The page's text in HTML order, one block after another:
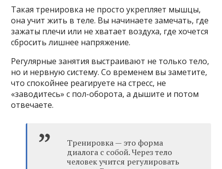
Такая тренировка не просто укрепляет мышцы,
она учит жить в теле. Вы начинаете замечать, где
зажаты плечи или не хватает воздуха, где хочется
сбросить лишнее напряжение.
Регулярные занятия выстраивают не только тело,
но и нервную систему. Со временем вы заметите,
что спокойнее реагируете на стресс, не
«заводитесь» с пол-оборота, а дышите и потом
отвечаете.
Тренировка — это форма
диалога с собой. Через тело
человек учится регулировать